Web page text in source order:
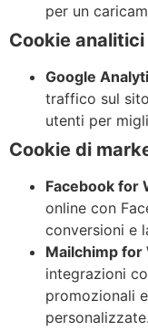
per un
Cookie analitici
Google
traffico sul
utenti per
Cookie di
Facebook for
online con
conversioni e
Mailchimp for
integrazioni
promozionali
personalizzate.